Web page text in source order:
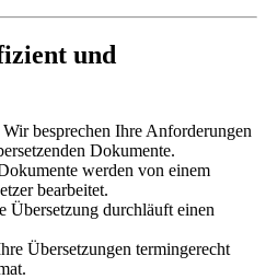
und
Wir besprechen Ihre Anforderungen
Dokumente.
werden von einem
bearbeitet.
Übersetzung durchläuft einen
Übersetzungen termingerecht